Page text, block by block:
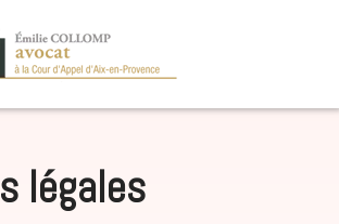
légales